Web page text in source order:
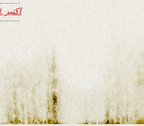
اکتبر 2011